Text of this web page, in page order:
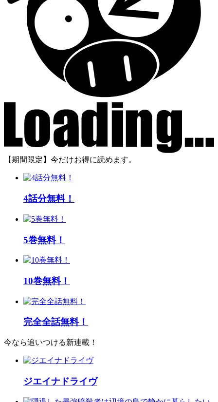
【期間限定】今だけお得に読めます。
4話分無料！
5巻無料！
10巻無料！
完全全話無料！
今なら追いつける新連載！
ジエイナドライヴ